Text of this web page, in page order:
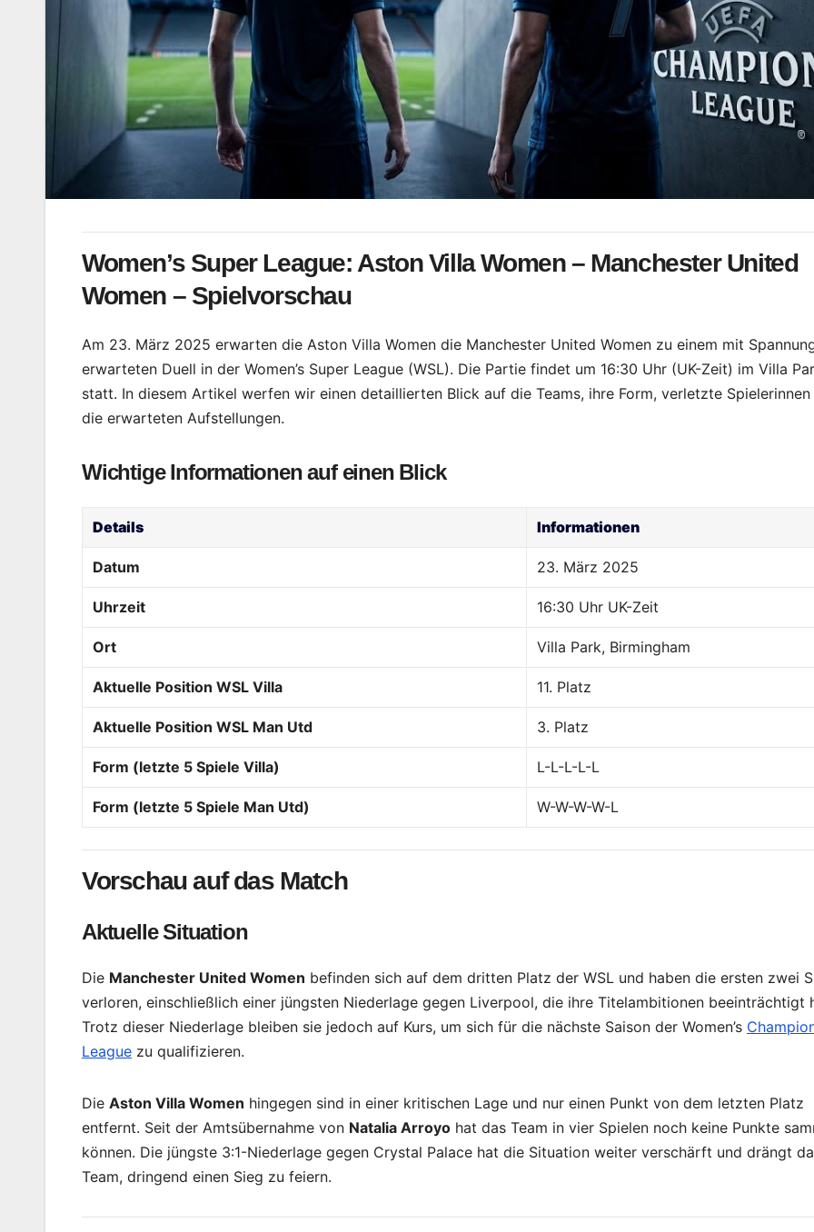
Women’s Super League: Aston Villa Women – Manchester United
Women – Spielvorschau
Am 23. März 2025 erwarten die Aston Villa Women die Manchester United Women zu einem mit
erwarteten Duell in der Women’s Super League (WSL). Die Partie findet um 16:30 Uhr (UK-Zeit) im Villa
statt. In diesem Artikel werfen wir einen detaillierten Blick auf die Teams, ihre Form, verletzte Spielerinnen
die erwarteten Aufstellungen.
Wichtige Informationen auf einen Blick
Details Informationen
Datum 23. März 2025
Uhrzeit 16:30 Uhr UK-Zeit
Ort Villa Park, Birmingham
Aktuelle Position WSL Villa 11. Platz
Aktuelle Position WSL Man Utd 3. Platz
Form (letzte 5 Spiele Villa) L-L-L-L-L
Form (letzte 5 Spiele Man Utd) W-W-W-W-L
Vorschau auf das Match
Aktuelle Situation
Die Manchester United Women befinden sich auf dem dritten Platz der WSL und haben die ersten zwei
verloren, einschließlich einer jüngsten Niederlage gegen Liverpool, die ihre Titelambitionen beeinträchtigt
Trotz dieser Niederlage bleiben sie jedoch auf Kurs, um sich für die nächste Saison der Women’s
League zu qualifizieren.
Die Aston Villa Women hingegen sind in einer kritischen Lage und nur einen Punkt von dem letzten Platz
entfernt. Seit der Amtsübernahme von Natalia Arroyo hat das Team in vier Spielen noch keine Punkte
können. Die jüngste 3:1-Niederlage gegen Crystal Palace hat die Situation weiter verschärft und drängt
Team, dringend einen Sieg zu feiern.